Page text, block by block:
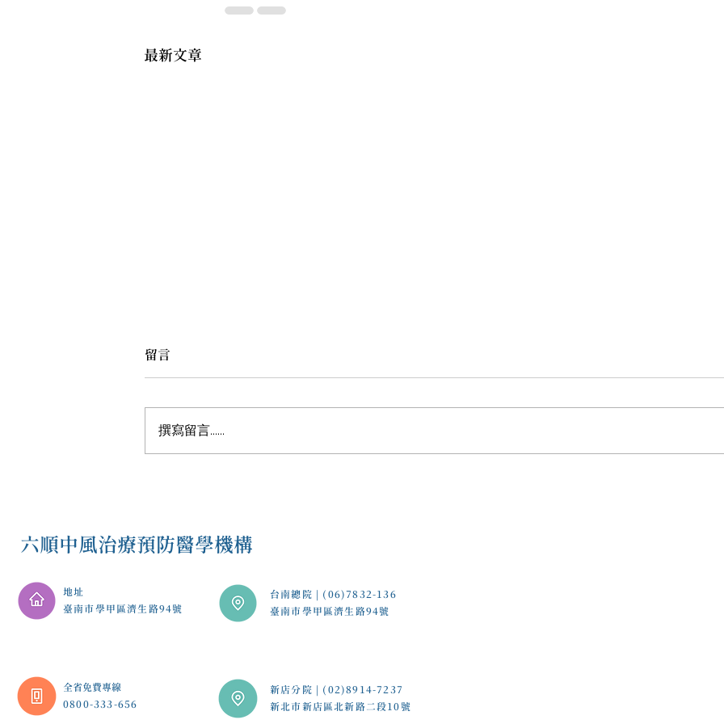
最新文章
年輕
留言
撰寫留言......
六順中風治療預防醫學機構
地址
臺南市學甲區濟生路94號
​全省免費專線
0800-333-656
台南總院 | (06)7832-136
臺南市學甲區濟生路94號
新店分院 | (02)8914-7237
新北市新店區北新路二段10號